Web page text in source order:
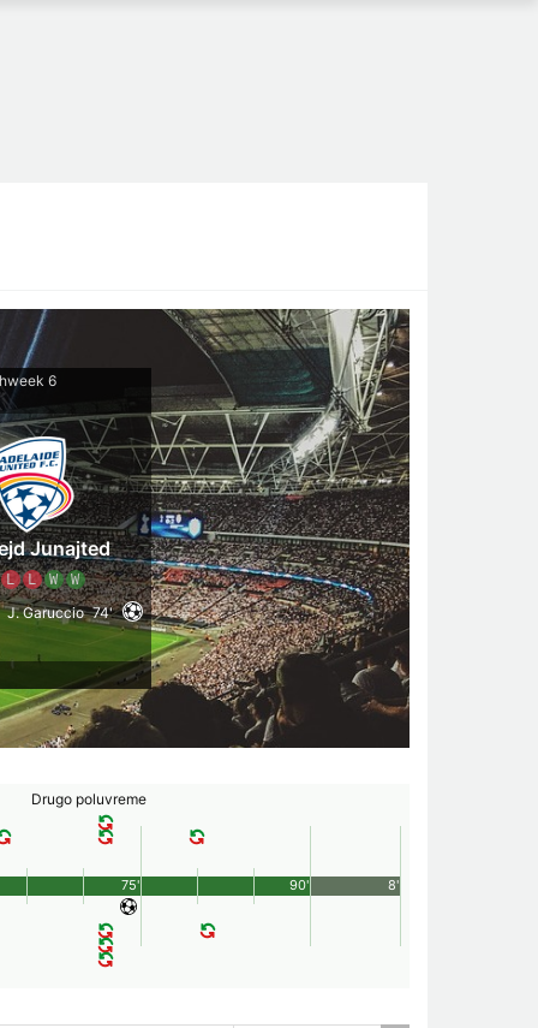
6
Junajted
L L W W
J. Garuccio 74'
Drugo poluvreme
90'
75' 8'